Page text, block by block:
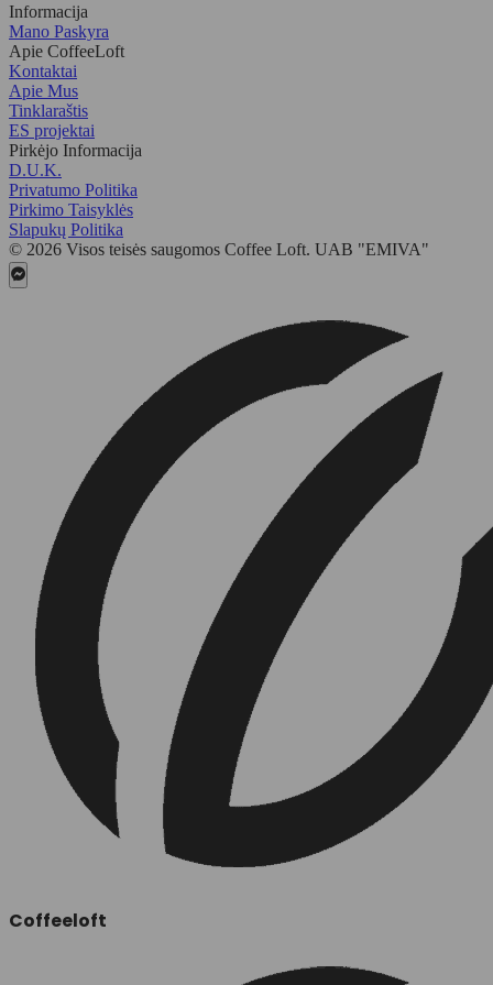
Informacija
Mano Paskyra
Apie CoffeeLoft
Kontaktai
Apie Mus
Tinklaraštis
ES projektai
Pirkėjo Informacija
D.U.K.
Privatumo Politika
Pirkimo Taisyklės
Slapukų Politika
© 2026 Visos teisės saugomos Coffee Loft. UAB "EMIVA"
Coffeeloft